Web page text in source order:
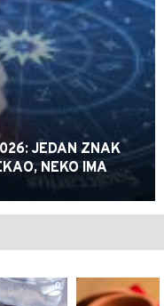
JEDAN ZNAK
NEKO IMA
0